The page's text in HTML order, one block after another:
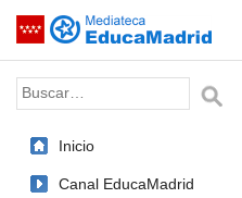
Saltar navegación
Palabra o frase:
Inicio
Canal EducaMadrid